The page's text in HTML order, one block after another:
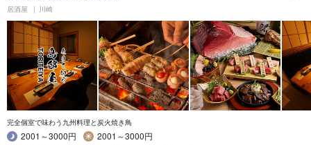
居酒屋 川崎
完全個室で味わう九州料理と炭火焼き鳥
2001～3000円
2001～3000円